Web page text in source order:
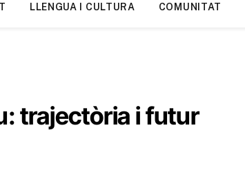
LLENGUA I CULTURA COMUNITAT
trajectòria i futur